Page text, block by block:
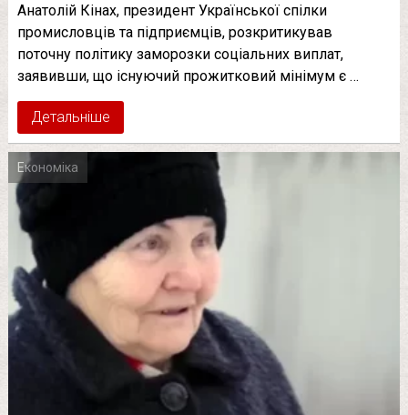
Анатолій Кінах, президент Української спілки
промисловців та підприємців, розкритикував
поточну політику заморозки соціальних виплат,
заявивши, що існуючий прожитковий мінімум є …
Детальніше
Економіка